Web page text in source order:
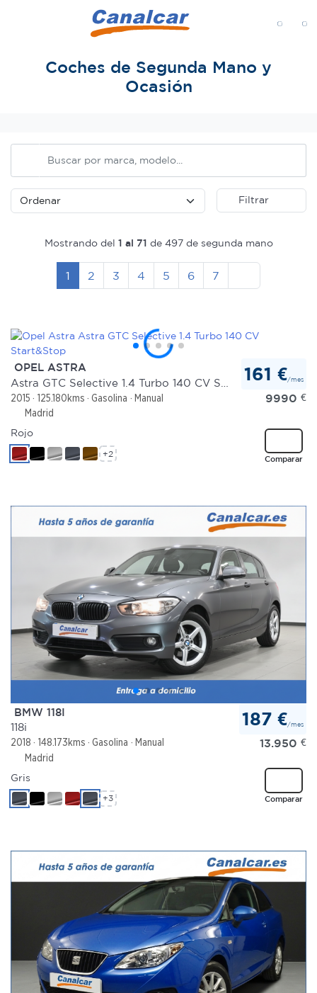
Coches de Segunda Mano y
Ocasión
Filtrar
Mostrando del 1 al 71 de 497 de segunda mano
1 2 3 4 5 6 7
OPEL ASTRA
2015 125.180kms Gasolina
Manual
Madrid
161 €/mes
9990 €
Comparar
Rojo
+2
BMW 118I
118i
2018 148.173kms Gasolina
Manual
Madrid
187 €/mes
13.950 €
Comparar
Gris
+3